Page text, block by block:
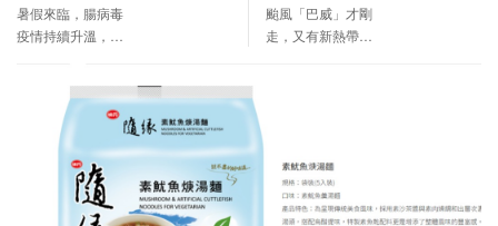
暑假來臨，腸病毒
疫情持續升溫，疾
感染風險增加。今
年累計6例重症、1
例死亡，呼籲家長
落實手部衛生，留
意幼童重症警訊。
颱風「巴威」才剛
走，又有新熱帶系
快本周五（25日）
前後有機會發展為
熱帶性低氣壓。